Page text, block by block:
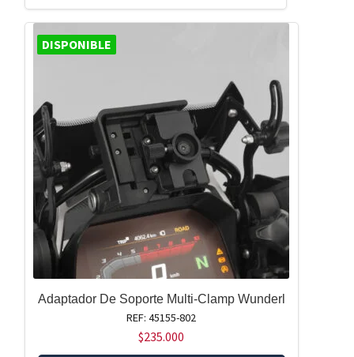
DISPONIBLE
Adaptador De Soporte Multi-Clamp Wunderl
REF: 45155-802
$235.000